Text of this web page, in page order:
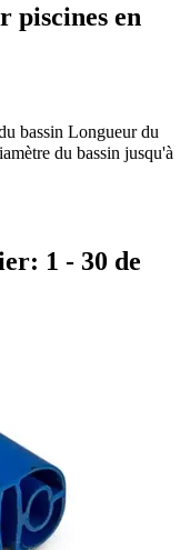
piscines en
bassin Longueur du
du bassin jusqu'à
1 - 30 de